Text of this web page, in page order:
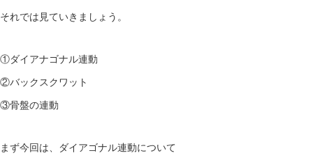
それでは見ていきましょう。
①ダイアナゴナル連動
②バックスクワット
③骨盤の連動
まず今回は、ダイアゴナル連動について